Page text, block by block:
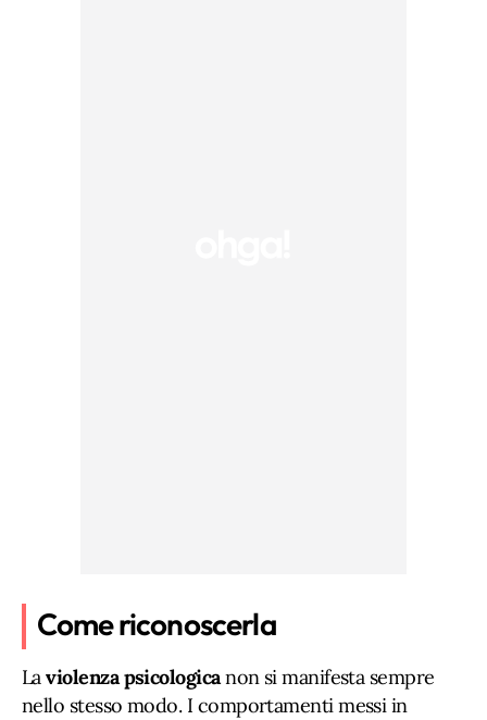
Come riconoscerla
Laviolenza psicologicanon si manifesta sempre
nello stesso modo. I comportamenti messi in